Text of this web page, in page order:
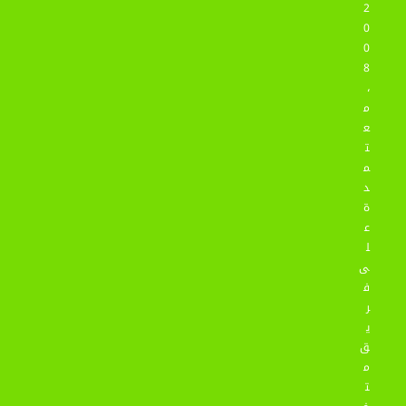
2
0
0
8
،
م
ع
ت
م
د
ة
ع
ل
ى
ف
ر
ي
ق
م
ت